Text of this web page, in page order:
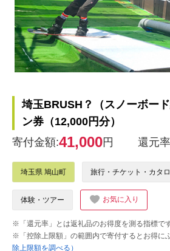
埼玉BRUSH？（スノーボー
ン券（12,000円分）
寄付金額:41,000円 還元
埼玉県 鳩山町 旅行・チケット・カタ
体験・ツアー お気に入り
※「還元率」とは返礼品のお得度を測る指標で
※「控除上限額」の範囲内で寄付するとお得に
除上限額を調べる）